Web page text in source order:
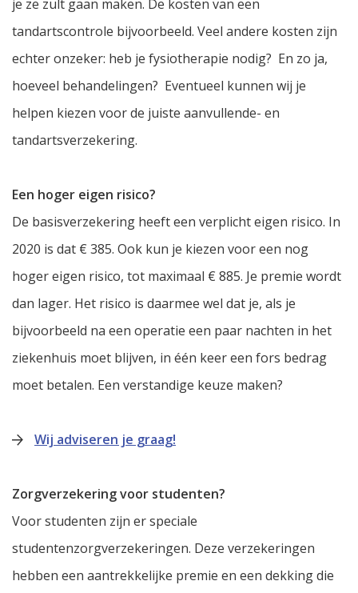
je ze zult gaan maken. De kosten van een
tandartscontrole bijvoorbeeld. Veel andere kosten zijn
echter onzeker: heb je fysiotherapie nodig? En zo ja,
hoeveel behandelingen? Eventueel kunnen wij je
helpen kiezen voor de juiste aanvullende- en
tandartsverzekering.
Een hoger eigen risico?
De basisverzekering heeft een verplicht eigen risico. In
2020 is dat € 385. Ook kun je kiezen voor een nog
hoger eigen risico, tot maximaal € 885. Je premie wordt
dan lager. Het risico is daarmee wel dat je, als je
bijvoorbeeld na een operatie een paar nachten in het
ziekenhuis moet blijven, in één keer een fors bedrag
moet betalen. Een verstandige keuze maken?
Wij adviseren je graag!
Zorgverzekering voor studenten?
Voor studenten zijn er speciale
studentenzorgverzekeringen. Deze verzekeringen
hebben een aantrekkelijke premie en een dekking die